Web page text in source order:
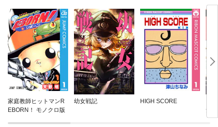
家庭教師ヒットマンR
EBORN！ モノクロ版
幼女戦記 HIGH SCORE
気
し